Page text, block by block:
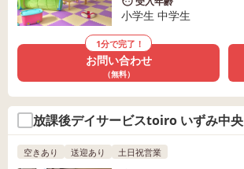
小学生 中学生
1分で完了！
お問い合わせ
（無料）
放課後デイサービスtoiro いずみ中央
空きあり 送迎あり 土日祝営業